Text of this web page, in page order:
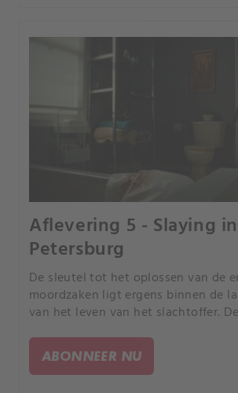
Aflevering 5 - Slaying
Petersburg
De sleutel tot het oplossen van de
moordzaken ligt ergens binnen de
van het leven van het slachtoffer.
volgt rechercheurs die gebeurtenissen
reconstrueren in dat tijdsbestek.
ABONNEER NU